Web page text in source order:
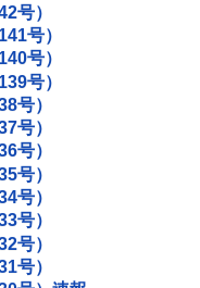
号）
号）
号）
号）
号）
号）
号）
号）
号）
号）
号）
号）